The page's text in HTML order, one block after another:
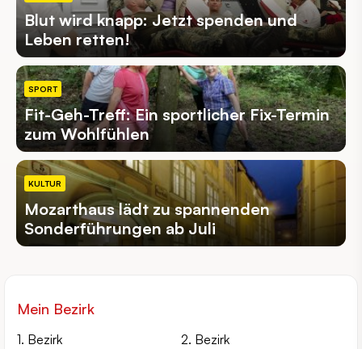
Blut wird knapp: Jetzt spenden und
Leben retten!
SPORT
Fit-Geh-Treff: Ein sportlicher Fix-Termin
zum Wohlfühlen
KULTUR
Mozarthaus lädt zu spannenden
Sonderführungen ab Juli
Mein Bezirk
1. Bezirk
2. Bezirk